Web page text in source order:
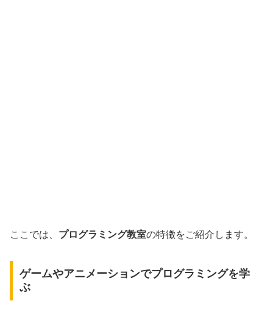
ここでは、 プログラミング教室の特徴をご紹介します。
ゲームやアニメーションでプログラミングを学
ぶ